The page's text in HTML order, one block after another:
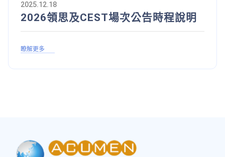
2025.12.18
2026領思及CEST場次公告時程說明
瞭解更多